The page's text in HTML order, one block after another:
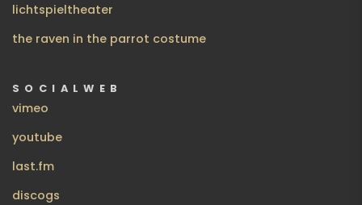
lichtspieltheater
the raven in the parrot costume
SOCIALWEB
vimeo
youtube
last.fm
discogs